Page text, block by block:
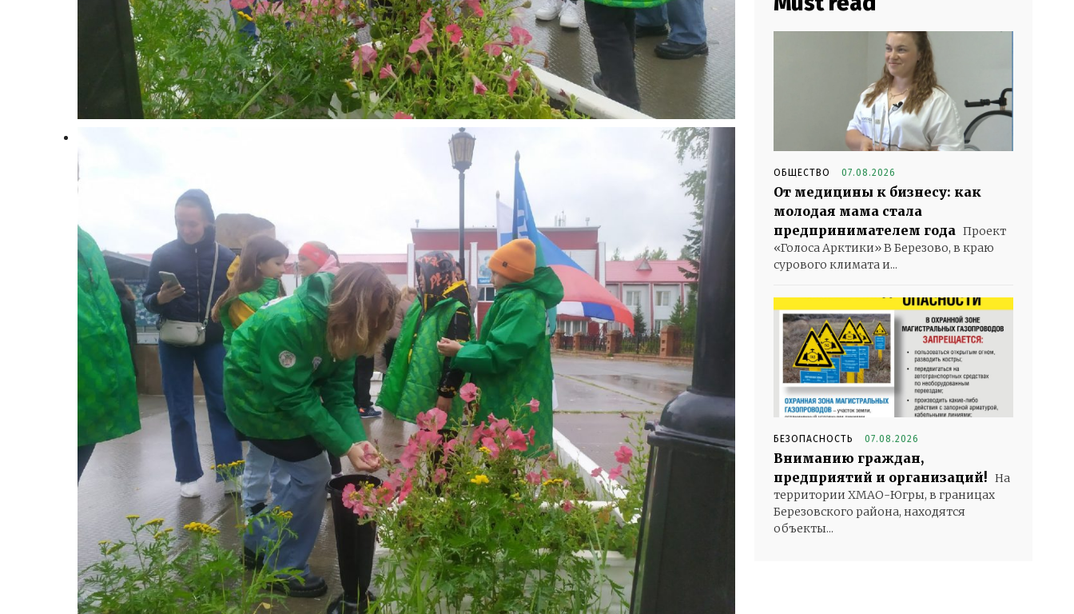
ОБЩЕСТВО 07.08.2026
От медицины к бизнесу: как
молодая мама стала
предпринимателем года Проект
«Голоса Арктики» В Березово, в краю
сурового климата и...
БЕЗОПАСНОСТЬ 07.08.2026
Вниманию граждан,
предприятий и организаций! На
территории ХМАО-Югры, в границах
Березовского района, находятся
объекты...